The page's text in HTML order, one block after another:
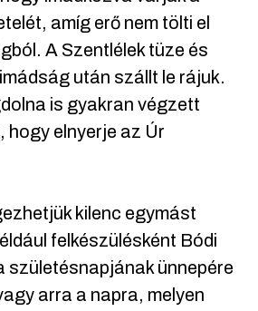
amíg erő nem tölti el
A Szentlélek tüze és
után szállt le rájuk.
is gyakran végzett
hogy elnyerje az Úr
kilenc egymást
felkészülésként Bódi
születésnapjának ünnepére
arra a napra, melyen